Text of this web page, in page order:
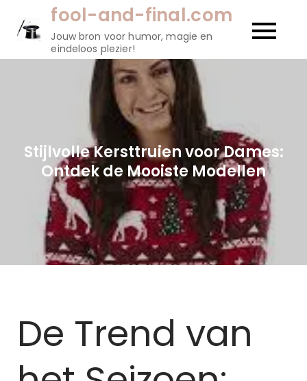
fool-and-final.com
Jouw bron voor humor, magie en
eindeloos plezier!
Stijlvolle Kersttruien voor Dames:
Ontdek de Mooiste Modellen
De Trend van